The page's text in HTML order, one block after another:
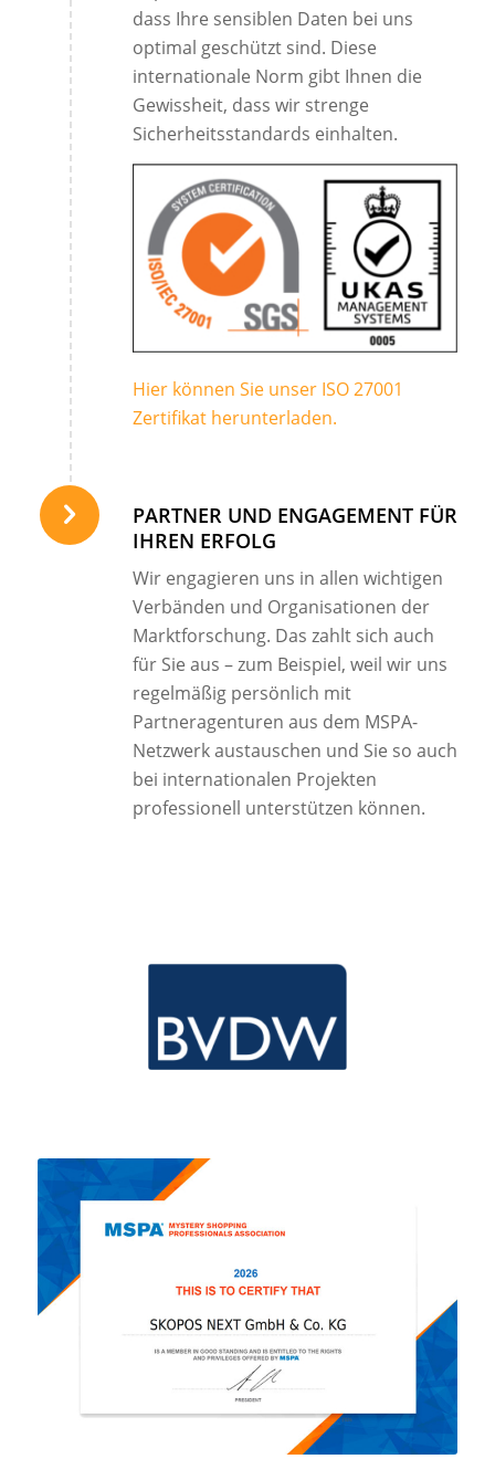
dass Ihre sensiblen Daten bei uns
optimal geschützt sind. Diese
internationale Norm gibt Ihnen die
Gewissheit, dass wir strenge
Sicherheitsstandards einhalten.
Hier können Sie unser ISO 27001
Zertifikat herunterladen.
PARTNER UND ENGAGEMENT FÜR
IHREN ERFOLG
Wir engagieren uns in allen wichtigen
Verbänden und Organisationen der
Marktforschung. Das zahlt sich auch
für Sie aus – zum Beispiel, weil wir uns
regelmäßig persönlich mit
Partneragenturen aus dem MSPA-
Netzwerk austauschen und Sie so auch
bei internationalen Projekten
professionell unterstützen können.